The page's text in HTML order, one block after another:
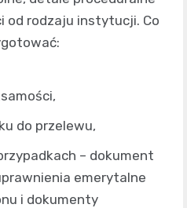
od rodzaju instytucji. Co
do przelewu,
– dokument
emerytalne
i dokumenty